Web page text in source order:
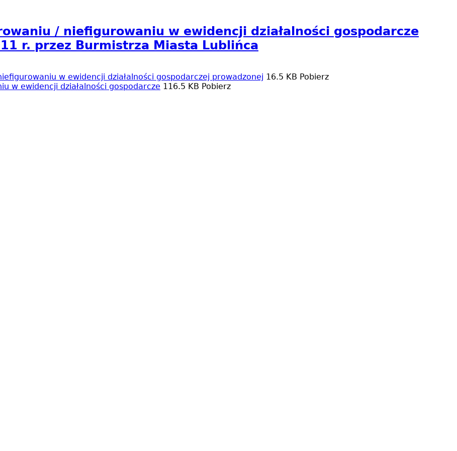
/ niefigurowaniu w ewidencji działalności gospodarcze
r. przez Burmistrza Miasta Lublińca
w ewidencji działalności gospodarczej prowadzonej 16.5 KB Pobierz
w ewidencji działalności gospodarcze 116.5 KB Pobierz